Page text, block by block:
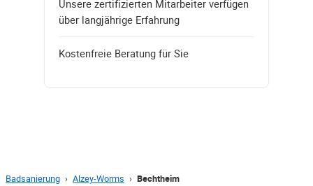
Unsere zertifizierten Mitarbeiter verfügen
über langjährige Erfahrung
Kostenfreie Beratung für Sie
Badsanierung › Alzey-Worms › Bechtheim